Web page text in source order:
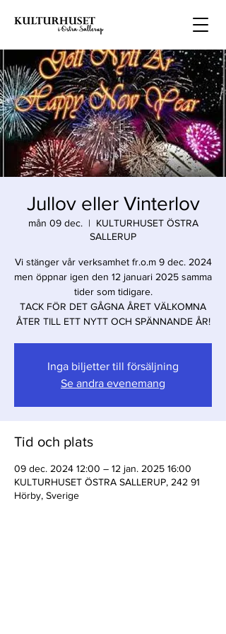
Jullov eller Vinterlov
mån 09 dec.
  |
KULTURHUSET ÖSTRA
SALLERUP
Vi stänger vår verksamhet fr.o.m 9 dec. 2024
men öppnar igen den 12 januari 2025 samma
tider som tidigare.
TACK FÖR DET GÅGNA ÅRET VÄLKOMNA
ÅTER TILL ETT NYTT OCH SPÄNNANDE ÅR!
Inga biljetter till försäljning
Se andra evenemang
Tid och plats
09 dec. 2024 12:00 – 12 jan. 2025 16:00
KULTURHUSET ÖSTRA SALLERUP, 242 91
Hörby, Sverige